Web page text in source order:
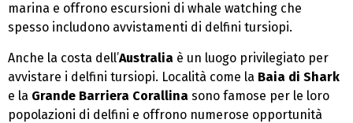
marina e offrono escursioni di whale watching che
spesso includono avvistamenti di delfini tursiopi.
Anche la costa dell’Australia è un luogo privilegiato per
avvistare i delfini tursiopi. Località come la Baia di Shark
e la Grande Barriera Corallina sono famose per le loro
popolazioni di delfini e offrono numerose opportunità